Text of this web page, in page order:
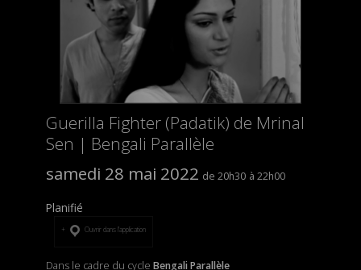
Guerilla Fighter (Padatik) de Mrinal
Sen | Bengali Parallèle
samedi 28 mai 2022
20h30 22h00
Planifié
Ouvrir dans l’application
Dans le cadre du cycle Bengali Parallèle